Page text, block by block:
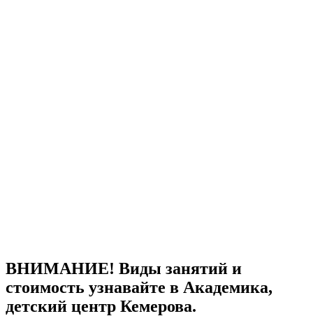
ВНИМАНИЕ! Виды занятий и
стоимость узнавайте в Академика,
детский центр Кемерова.